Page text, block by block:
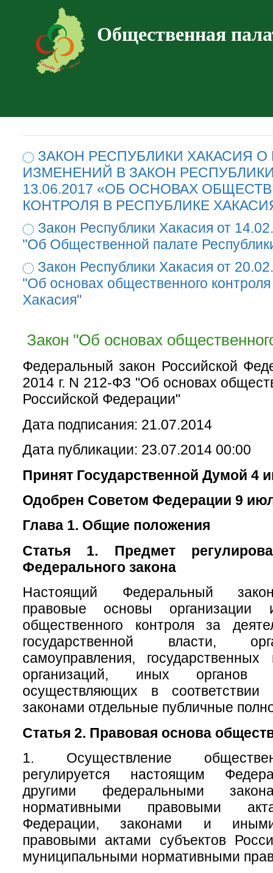
Общественная
ЗАКОН РЕСПУБЛИКИ ХАКАСИЯ
ИЗМЕНЕНИЙ В ЗАКОН
13.06.2017 «ОБ ОСНОВАХ
КОНТРОЛЯ В РЕСПУБЛИКЕ
Закон Республики Хакасия от
"Об Общественной палате
Закон Республики Хакасия от
"Об основах общественного
Хакасия"
Закон "Об основах
Федеральный закон Российской
2014 г. N 212-ФЗ "Об основах
Российской Федерации"
Дата подписания: 21.07.2014
Дата публикации: 23.07.2014 00:00
Принят Государственной Думой 4
Одобрен Советом Федерации 9
Глава 1. Общие положения
Статья 1. Предмет
Федерального закона
Настоящий Федеральный
правовые основы организации
общественного контроля за
государственной власти,
самоуправления,
организаций, иных органов
осуществляющих в
законами отдельные публичные
Статья 2. Правовая основа
1. Осуществление
регулируется настоящим
другими федеральными
нормативными правовыми
Федерации, законами и
правовыми актами субъектов
муниципальными нормативными